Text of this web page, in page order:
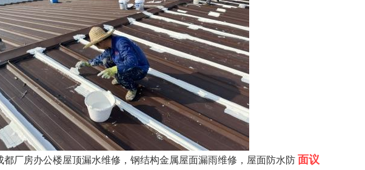
都厂房办公楼屋顶漏水维修，钢结构金属屋面漏雨维修，屋面防水防面议